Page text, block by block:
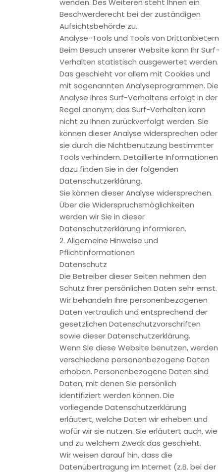
Die verantwortliche Stelle für die Datenverarbeitung auf
dieser Website ist:
Telefon: +49 – (0) 9571 759210
E-Mail: datenschutz [at] activmedia.org
Verantwortliche Stelle ist die natürliche oder juristische
Person, die allein oder gemeinsam mit anderen über die
Zwecke und Mittel der Verarbeitung von
personenbezogenen Daten (z.B. Namen, E-Mail-Adressen o.
Widerruf Ihrer Einwilligung zur Datenverarbeitung
Viele Datenverarbeitungsvorgänge sind nur mit Ihrer
ausdrücklichen Einwilligung möglich. Sie können eine bereits
erteilte Einwilligung jederzeit widerrufen. Dazu reicht eine
formlose Mitteilung per E-Mail an uns. Die Rechtmäßigkeit
der bis zum Widerruf erfolgten Datenverarbeitung bleibt
vom Widerruf unberührt.
Beschwerderecht bei der zuständigen Aufsichtsbehörde
Im Falle datenschutzrechtlicher Verstöße steht dem
Betroffenen ein Beschwerderecht bei der zuständigen
Aufsichtsbehörde zu. Zuständige Aufsichtsbehörde in
datenschutzrechtlichen Fragen ist der
Landesdatenschutzbeauftragte des Bundeslandes, in dem
unser Unternehmen seinen Sitz hat. Eine Liste der
Datenschutzbeauftragten sowie deren Kontaktdaten
können folgendem Link entnommen werden:
https://www.bfdi.bund.de/DE/Infothek/Anschriften_Links/
Recht auf Datenübertragbarkeit
Sie haben das Recht, Daten, die wir auf Grundlage Ihrer
Einwilligung oder in Erfüllung eines Vertrags automatisiert
verarbeiten, an sich oder an einen Dritten in einem
gängigen, maschinenlesbaren Format aushändigen zu
lassen. Sofern Sie die direkte Übertragung der Daten an
einen anderen Verantwortlichen verlangen, erfolgt dies nur,
soweit es technisch machbar ist.
SSL- bzw. TLS-Verschlüsselung